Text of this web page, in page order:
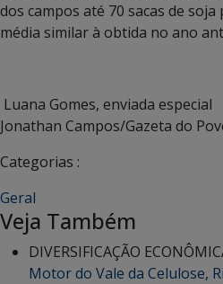
dos campos até 70 sacas de
média similar à obtida no ano
Luana Gomes, enviada especial
Jonathan Campos/Gazeta do
Categorias :
Geral
Veja Também
DIVERSIFICAÇÃO
Motor do Vale da Celulose,